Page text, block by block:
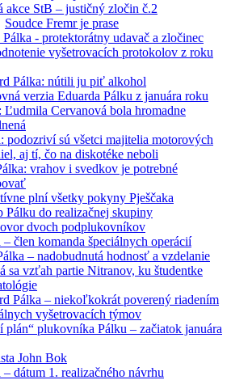
akce StB – justičný zločin č.2
Soudce Fremr je prase
- protektorátny udavač a zločinec
vyšetrovacích protokolov z roku
Pálka: nútili ju piť alkohol
verzia Eduarda Pálku z januára roku
Ľudmila Cervanová bola hromadne
podozriví sú všetci majitelia motorových
aj tí, čo na diskotéke neboli
vrahov i svedkov je potrebné
plní všetky pokyny Pješčaka
Pálku do realizačnej skupiny
dvoch podplukovníkov
– člen komanda špeciálnych operácií
– nadobudnutá hodnosť a vzdelanie
sa vzťah partie Nitranov, ku študentke
Pálka – niekoľkokrát poverený riadením
vyšetrovacích týmov
plán“ plukovníka Pálku – začiatok januára
John Bok
– dátum 1. realizačného návrhu